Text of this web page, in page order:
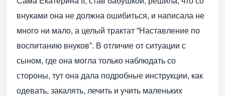
внуками она не должна ошибиться, и написала не
много ни мало, а целый трактат “Наставление по
воспитанию внуков”. В отличие от ситуации с
сыном, где она могла только наблюдать со
стороны, тут она дала подробные инструкции, как
одевать, закалять, лечить и учить маленьких